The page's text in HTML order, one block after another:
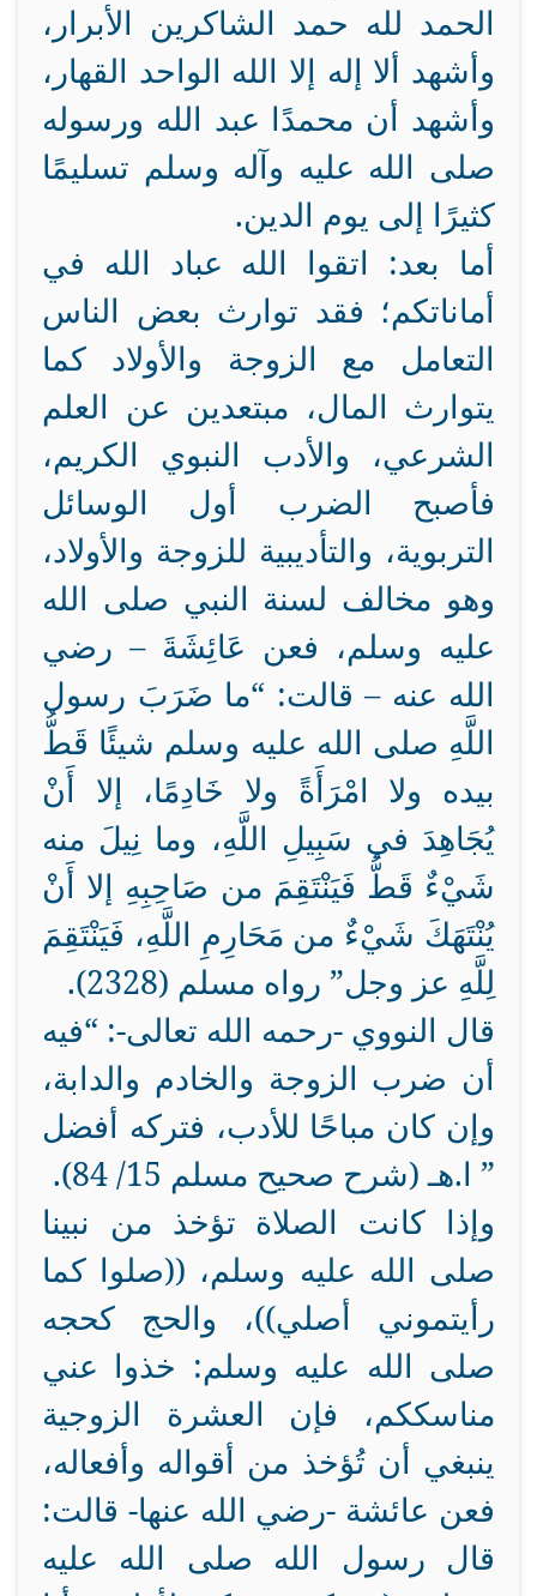
الحمد لله حمد الشاكرين الأبرار،
وأشهد ألا إله إلا الله الواحد القهار،
وأشهد أن محمدًا عبد الله ورسوله
صلى الله عليه وآله وسلم تسليمًا
كثيرًا إلى يوم الدين.
أما بعد: اتقوا الله عباد الله في
أماناتكم؛ فقد توارث بعض الناس
التعامل مع الزوجة والأولاد كما
يتوارث المال، مبتعدين عن العلم
الشرعي، والأدب النبوي الكريم،
فأصبح الضرب أول الوسائل
التربوية، والتأديبية للزوجة والأولاد،
وهو مخالف لسنة النبي صلى الله
عليه وسلم، فعن عَائِشَةَ – رضي
الله عنه – قالت: “ما ضَرَبَ رسول
اللَّهِ صلى الله عليه وسلم شيئًا قَطُّ
بيده ولا امْرَأَةً ولا خَادِمًا، إلا أَنْ
يُجَاهِدَ في سَبِيلِ اللَّهِ، وما نِيلَ منه
شَيْءٌ قَطُّ فَيَنْتَقِمَ من صَاحِبِهِ إلا أَنْ
يُنْتَهَكَ شَيْءٌ من مَحَارِمِ اللَّهِ، فَيَنْتَقِمَ
لِلَّهِ عز وجل” رواه مسلم (2328).
قال النووي -رحمه الله تعالى-: “فيه
أن ضرب الزوجة والخادم والدابة،
وإن كان مباحًا للأدب، فتركه أفضل
” ا.هـ (شرح صحيح مسلم 15/
84)
.
وإذا كانت الصلاة تؤخذ من نبينا
صلى الله عليه وسلم، ((صلوا كما
رأيتموني أصلي))، والحج كحجه
صلى الله عليه وسلم: خذوا عني
مناسككم، فإن العشرة الزوجية
ينبغي أن تُؤخذ من أقواله وأفعاله،
فعن عائشة -رضي الله عنها- قالت:
قال رسول الله صلى الله عليه